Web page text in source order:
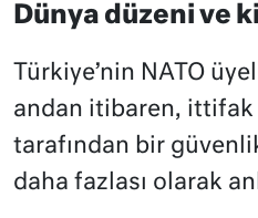
Dünya düzeni ve
Türkiye’nin NATO
andan itibaren, ittifak
tarafından bir
daha fazlası olarak